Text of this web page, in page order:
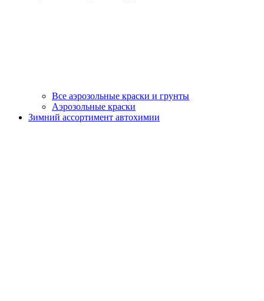
Все аэрозольные краски и грунты
Аэрозольные краски
Зимний ассортимент автохимии